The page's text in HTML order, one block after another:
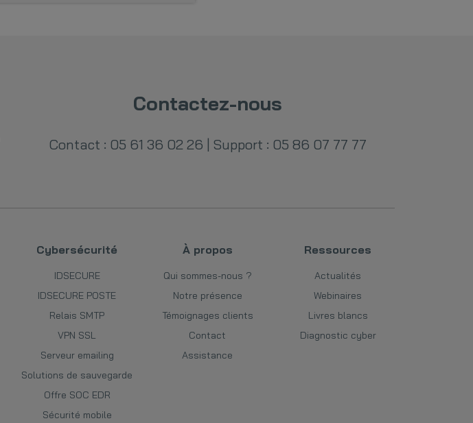
Contactez-nous
Contact : 05 61 36 02 26 | Support : 05 86 07 77 77
Cybersécurité
IDSECURE
IDSECURE POSTE
Relais SMTP
VPN SSL
Serveur emailing
Solutions de sauvegarde
Offre SOC EDR
Sécurité mobile
À propos
Qui sommes-nous ?
Notre présence
Témoignages clients
Contact
Assistance
Ressources
Actualités
Webinaires
Livres blancs
Diagnostic cyber